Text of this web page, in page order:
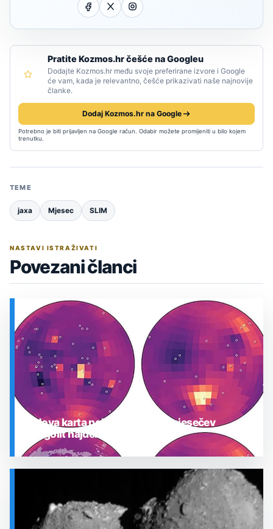
Pratite Kozmos.hr češće na Googleu
Dodajte Kozmos.hr među svoje preferirane izvore i Google
će vam, kada je relevantno, češće prikazivati naše najnovije
članke.
Dodaj Kozmos.hr na Google
Potrebno je biti prijavljen na Google račun. Odabir možete promijeniti u bilo kojem
trenutku.
TEME
jaxa Mjesec SLIM
NASTAVI ISTRAŽIVATI
Povezani članci
Nova karta pokazuje gdje je mjesečev
regolit najdeblji